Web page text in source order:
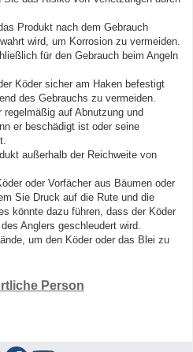
Produkt nach dem Gebrauch
wird, um Korrosion zu vermeiden.
für den Gebrauch beim Angeln
Köder sicher am Haken befestigt
des Gebrauchs zu vermeiden.
regelmäßig auf Abnutzung und
er beschädigt ist oder seine
außerhalb der Reichweite von
oder Vorfächer aus Bäumen oder
Sie Druck auf die Rute und die
könnte dazu führen, dass der Köder
Anglers geschleudert wird.
um den Köder oder das Blei zu
Person